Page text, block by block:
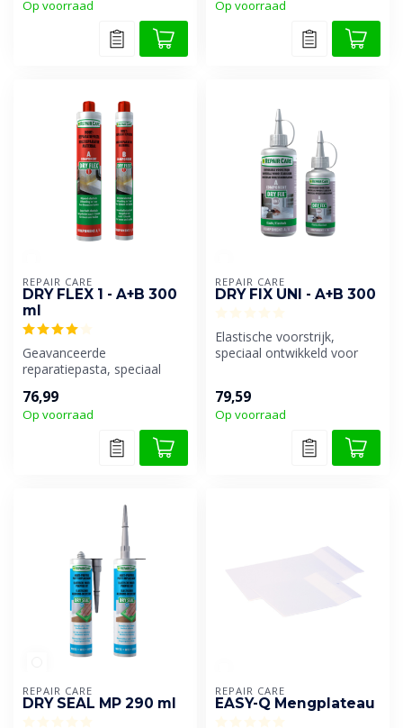
Op voorraad Op voorraad
REPAIR CARE
DRY FLEX 1 - A+B 300
ml
Geavanceerde
reparatiepasta, speciaal
duurzame houtrep...
76,99
Op voorraad
REPAIR CARE
DRY FIX UNI - A+B 300
Elastische voorstrijk,
speciaal ontwikkeld voor
79,59
Op voorraad
REPAIR CARE
DRY SEAL MP 290 ml
REPAIR CARE
EASY-Q Mengplateau